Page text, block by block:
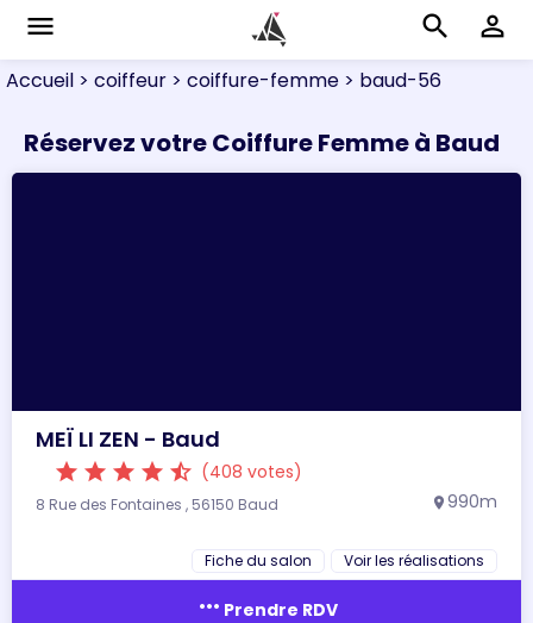
menu search perm_identity
Accueil > coiffeur > coiffure-femme > baud-56
Réservez votre Coiffure Femme à Baud
MEÏ LI ZEN - Baud
star star star star star_half (408 votes)
8 Rue des Fontaines , 56150 Baud location_on 990m
Fiche du salon Voir les réalisations
more_horiz Prendre RDV